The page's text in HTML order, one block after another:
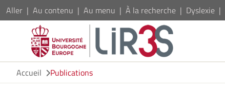
Aller Au contenu Au menu À la recherche Dyslexie
Accueil
Publications